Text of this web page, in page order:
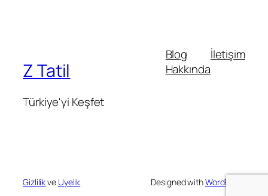
Z Tatil
Türkiye'yi Keşfet
Blog
Hakkında
İletişim
Gizlilikve Uyelik Designed withWordPress